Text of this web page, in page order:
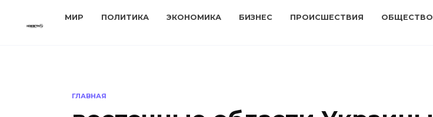
МИР ПОЛИТИКА ЭКОНОМИКА БИЗНЕС ПРОИСШЕСТВИЯ ОБЩЕСТВО
ГЛАВНАЯ